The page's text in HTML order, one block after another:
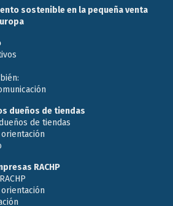
sostenible en la pequeña venta
dueños de tiendas
de tiendas
RACHP